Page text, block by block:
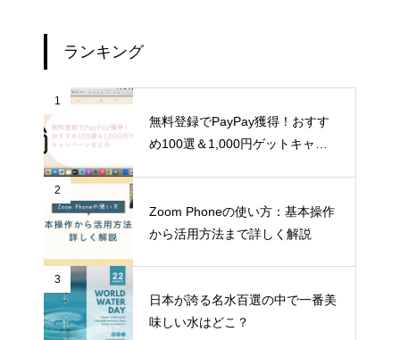
ランキング
1
無料登録でPayPay獲得！おすす
め100選＆1,000円ゲットキャン
2
Zoom Phoneの使い方：基本操作
から活用方法まで詳しく解説
3
日本が誇る名水百選の中で一番美
味しい水はどこ？